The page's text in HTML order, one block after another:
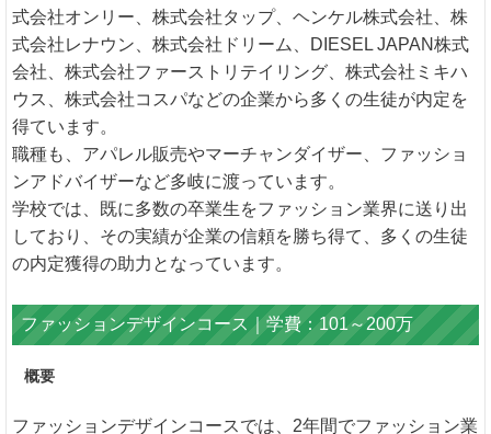
式会社オンリー、株式会社タップ、ヘンケル株式会社、株
式会社レナウン、株式会社ドリーム、DIESEL JAPAN株式
会社、株式会社ファーストリテイリング、株式会社ミキハ
ウス、株式会社コスパなどの企業から多くの生徒が内定を
得ています。
職種も、アパレル販売やマーチャンダイザー、ファッショ
ンアドバイザーなど多岐に渡っています。
学校では、既に多数の卒業生をファッション業界に送り出
しており、その実績が企業の信頼を勝ち得て、多くの生徒
の内定獲得の助力となっています。
ファッションデザインコース｜学費：101～200万
概要
ファッションデザインコースでは、2年間でファッション業